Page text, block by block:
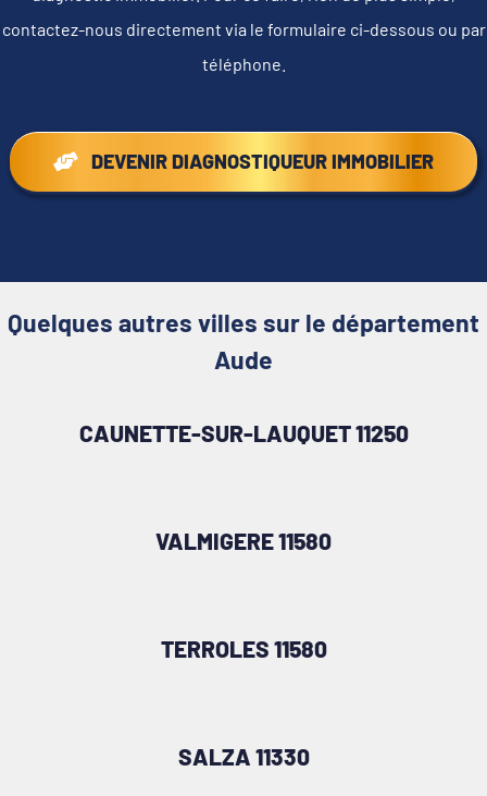
contactez-nous directement via le formulaire ci-dessous ou par
téléphone.
DEVENIR DIAGNOSTIQUEUR IMMOBILIER
Quelques autres villes sur le département
Aude
CAUNETTE-SUR-LAUQUET 11250
VALMIGERE 11580
TERROLES 11580
SALZA 11330